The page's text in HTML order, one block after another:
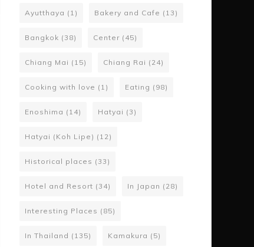
Ayutthaya (1) Bakery and Cafe (13)
Bangkok (38) Center(45)
Chiang Mai (15) Chiang Rai (24)
Cooking with love (1) Eating (98)
Enoshima (14) Hatyai (3)
Hatyai (Koh Lipe) (12)
Historical places (33)
Hotel and Resort (34) In Japan (28)
Interesting Places (85)
In Thailand (135) Kamakura (5)